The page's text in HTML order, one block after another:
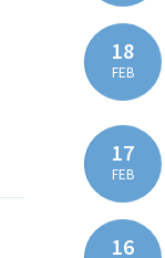
18
FEB
17
FEB
16